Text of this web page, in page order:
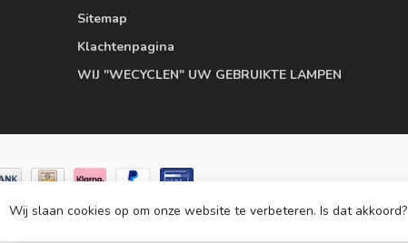
Sitemap
Klachtenpagina
WIJ "WECYCLEN" UW GEBRUIKTE LAMPEN
- Powered byLightspeed-Lightspeed design byDyvelopment
Wij slaan cookies op om onze website te verbeteren. Is dat akkoord?